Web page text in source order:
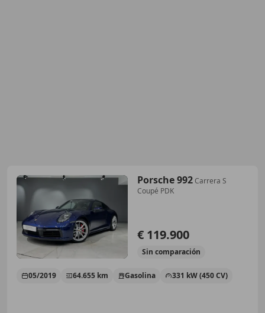
Porsche 992Carrera S
Coupé PDK
€ 119.900
Sin comparación
05/2019 64.655 km Gasolina 331 kW (450 CV)